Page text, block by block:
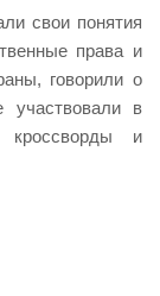
свои понятия
права и
говорили о
участвовали в
кроссворды и